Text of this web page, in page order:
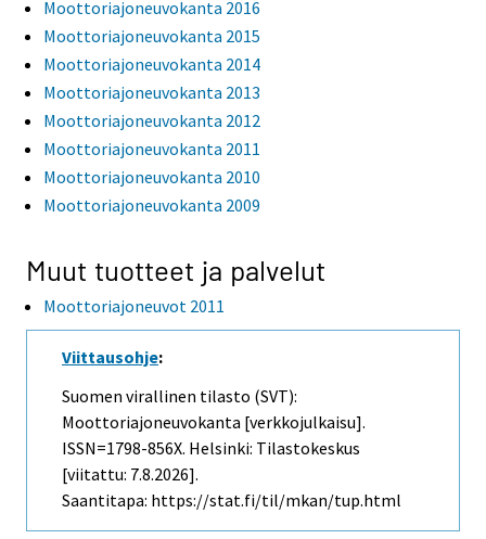
Moottoriajoneuvokanta 2016
Moottoriajoneuvokanta 2015
Moottoriajoneuvokanta 2014
Moottoriajoneuvokanta 2013
Moottoriajoneuvokanta 2012
Moottoriajoneuvokanta 2011
Moottoriajoneuvokanta 2010
Moottoriajoneuvokanta 2009
Muut tuotteet ja palvelut
Moottoriajoneuvot 2011
Viittausohje:
Suomen virallinen tilasto (SVT):
Moottoriajoneuvokanta [verkkojulkaisu].
ISSN=1798-856X. Helsinki: Tilastokeskus
[viitattu: 7.8.2026].
Saantitapa: https://stat.fi/til/mkan/tup.html